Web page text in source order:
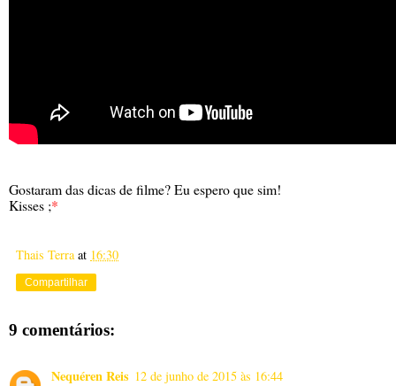
Gostaram das dicas de filme? Eu espero que sim!
Kisses ;*
Thais Terra at 16:30
Compartilhar
9 comentários:
Nequéren Reis 12 de junho de 2015 às 16:44